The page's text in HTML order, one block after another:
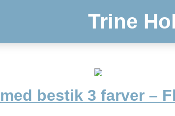
Trine
med bestik 3 farver –